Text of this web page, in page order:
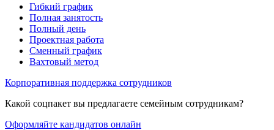
Гибкий график
Полная занятость
Полный день
Проектная работа
Сменный график
Вахтовый метод
Корпоративная поддержка сотрудников
Какой соцпакет вы предлагаете семейным сотрудникам?
Оформляйте кандидатов онлайн